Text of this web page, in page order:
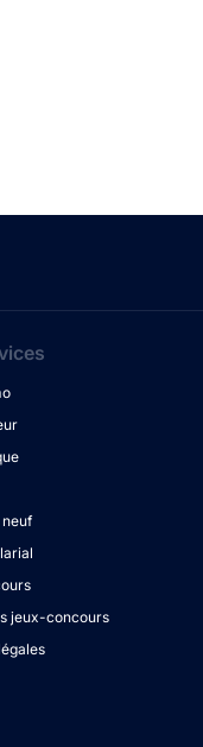
jeux-concours